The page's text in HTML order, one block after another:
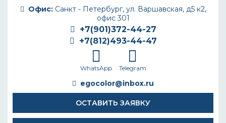
Офис:Санкт - Петербург, ул. Варшавская, д5 к2,
офис 301
+7(901)372-44-27
+7(812)493-44-47
WhatsApp Telegram
egocolor@inbox.ru
ОСТАВИТЬ ЗАЯВКУ